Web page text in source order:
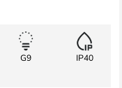
G9 IP40